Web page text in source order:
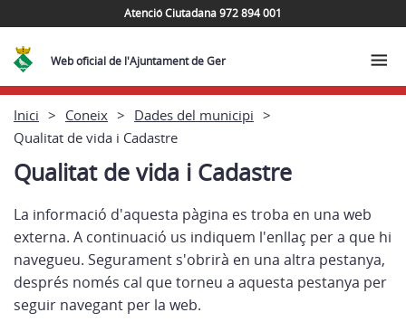
Atenció Ciutadana 972 894 001
Web oficial de l'Ajuntament de Ger
Inici Coneix
Dades del municipi
Qualitat de vida i Cadastre
Qualitat de vida i Cadastre
La informació d'aquesta pàgina es troba en una web
externa. A continuació us indiquem l'enllaç per a que hi
navegueu. Segurament s'obrirà en una altra pestanya,
després només cal que torneu a aquesta pestanya per
seguir navegant per la web.